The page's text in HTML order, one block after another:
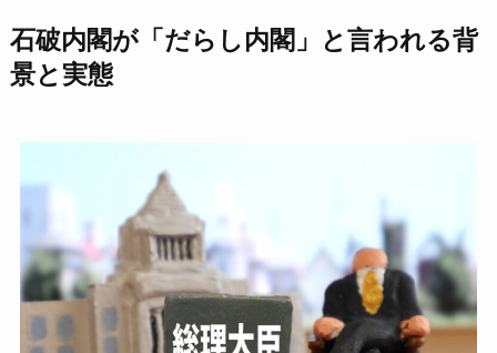
石破内閣が「だらし内閣」と言われる背
景と実態